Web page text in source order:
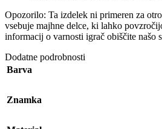
Opozorilo: Ta izdelek ni primeren za
vsebuje majhne delce, ki lahko
informacij o varnosti igrač obiščite našo
Dodatne podrobnosti
Barva
Znamka